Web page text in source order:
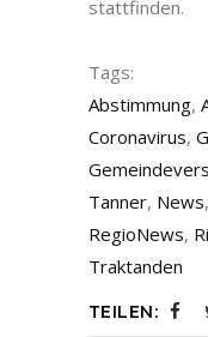
stattfinden.
Tags:
Abstimmung,
Coronavirus,
Tanner, News,
RegioNews,
Traktanden
TEILEN: